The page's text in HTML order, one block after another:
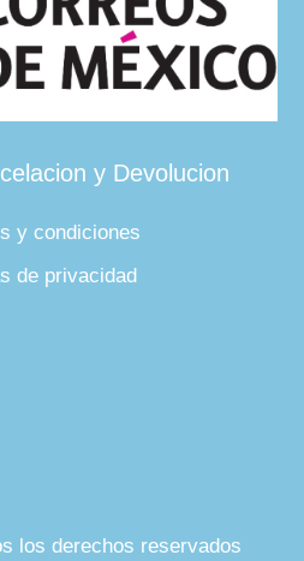
y Devolucion
y condiciones
de privacidad
los derechos reservados